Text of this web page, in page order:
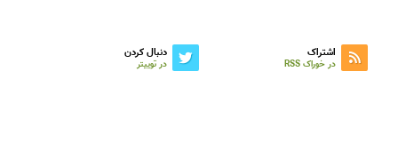
دنبال کردن
در توییتر
اشتراک
در خوراک RSS